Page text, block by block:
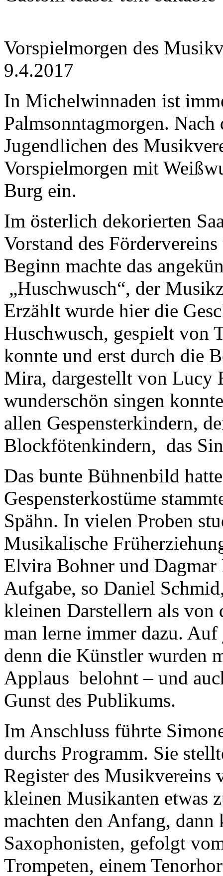
Vorspielmorgen des
9.4.2017
In Michelwinnaden ist
Palmsonntagmorgen.
Jugendlichen des
Vorspielmorgen mit
Burg ein.
Im österlich dekorierten
Vorstand des
Beginn machte das
„Huschwusch“, der
Erzählt wurde hier die
Huschwusch, gespielt von
konnte und erst durch die
Mira, dargestellt von Lucy
wunderschön singen
allen Gespensterkindern,
Blockfötenkindern, das
Das bunte Bühnenbild
Gespensterkostüme
Spähn. In vielen Proben
Musikalische
Elvira Bohner und
Aufgabe, so Daniel
kleinen Darstellern als von
man lerne immer dazu.
denn die Künstler wurden
Applaus belohnt – und
Gunst des Publikums.
Im Anschluss führte
durchs Programm. Sie
Register des Musikvereins
kleinen Musikanten etwas
machten den Anfang, dann
Saxophonisten, gefolgt
Trompeten, einem